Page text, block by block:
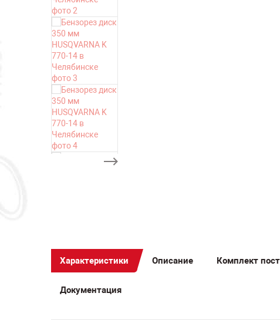
Характеристики Описание Комплект
Документация